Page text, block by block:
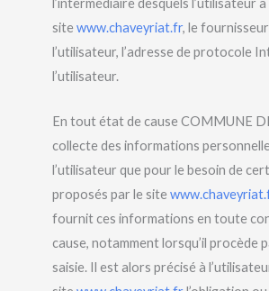
site www.chaveyriat.fr, le fournisseur
l’utilisateur, l’adresse de protocole
l’utilisateur.
En tout état de cause COMMUNE
collecte des informations
l’utilisateur que pour le besoin de
proposés par le site
fournit ces informations en toute
cause, notamment lorsqu’il procède
saisie. Il est alors précisé à